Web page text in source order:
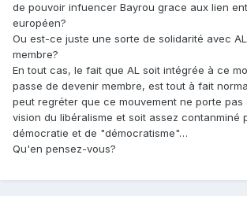
de pouvoir infuencer Bayrou grace aux lien
européen?
Ou est-ce juste une sorte de solidarité avec
membre?
En tout cas, le fait que AL soit intégrée à ce
passe de devenir membre, est tout à fait
peut regréter que ce mouvement ne porte pas
vision du libéralisme et soit assez contanminé
démocratie et de "démocratisme"…
Qu'en pensez-vous?